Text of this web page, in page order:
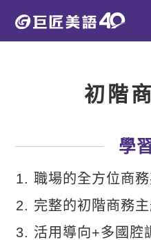
初階
學
職場的全方位商務
完整的初階商務主
活用導向+多國腔